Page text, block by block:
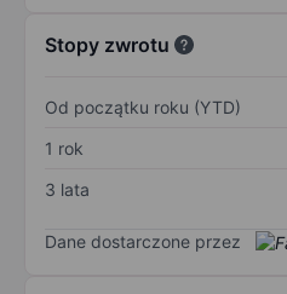
Stopy zwrotu
Od początku roku (YTD)
1 rok
3 lata
Dane dostarczone przez